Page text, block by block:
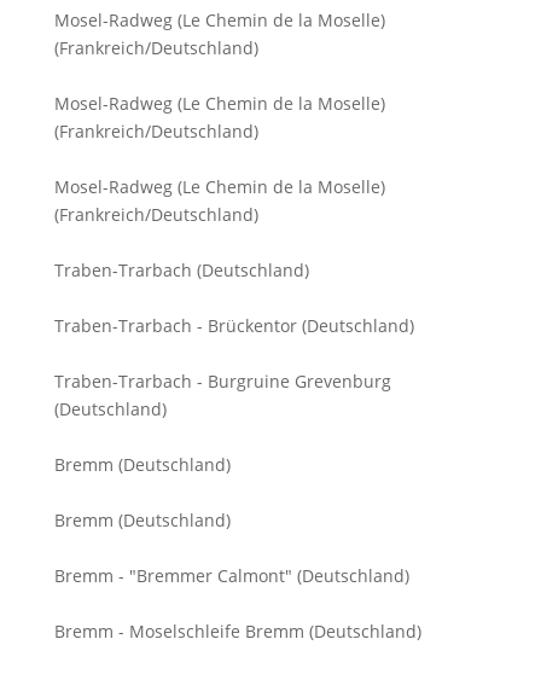
Mosel-Radweg (Le Chemin de la Moselle)
(Frankreich/Deutschland)
Mosel-Radweg (Le Chemin de la Moselle)
(Frankreich/Deutschland)
Mosel-Radweg (Le Chemin de la Moselle)
(Frankreich/Deutschland)
Traben-Trarbach (Deutschland)
Traben-Trarbach - Brückentor (Deutschland)
Traben-Trarbach - Burgruine Grevenburg
(Deutschland)
Bremm (Deutschland)
Bremm (Deutschland)
Bremm - "Bremmer Calmont" (Deutschland)
Bremm - Moselschleife Bremm (Deutschland)